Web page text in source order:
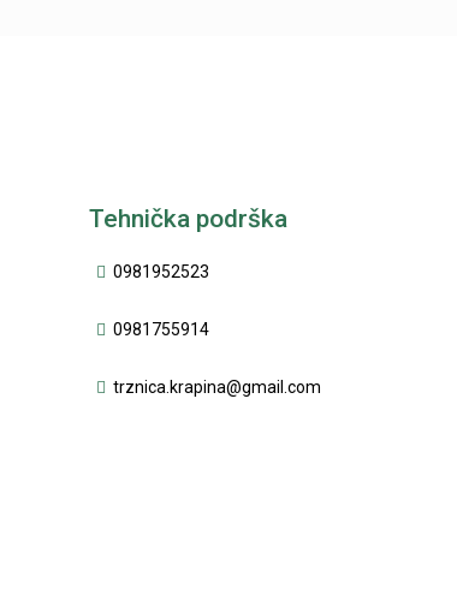
Tehnička podrška
0981952523
0981755914
trznica.krapina@gmail.com